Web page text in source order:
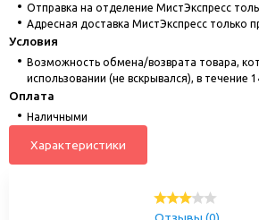
Отправка на отделение МистЭкспресс
Адресная доставка МистЭкспресс только
Условия
Возможность обмена/возврата товара,
использовании (не вскрывался), в течение
Оплата
Наличными
Характеристики
Отзывы (0)